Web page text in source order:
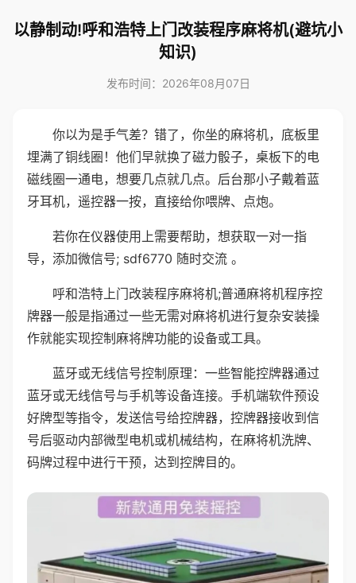
以静制动!呼和浩特上门改装程序麻将机(避坑小
知识)
发布时间：2026年08月07日
你以为是手气差？错了，你坐的麻将机，底板里
埋满了铜线圈！他们早就换了磁力骰子，桌板下的电
磁线圈一通电，想要几点就几点。后台那小子戴着蓝
牙耳机，遥控器一按，直接给你喂牌、点炮。
若你在仪器使用上需要帮助，想获取一对一指
导，添加微信号; sdf6770 随时交流 。
呼和浩特上门改装程序麻将机;普通麻将机程序控
牌器一般是指通过一些无需对麻将机进行复杂安装操
作就能实现控制麻将牌功能的设备或工具。
蓝牙或无线信号控制原理：一些智能控牌器通过
蓝牙或无线信号与手机等设备连接。手机端软件预设
好牌型等指令，发送信号给控牌器，控牌器接收到信
号后驱动内部微型电机或机械结构，在麻将机洗牌、
码牌过程中进行干预，达到控牌目的。